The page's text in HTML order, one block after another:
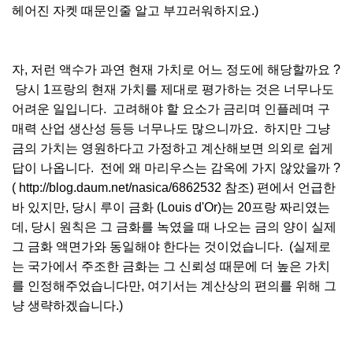
헤어진 자켓 때문인줄 알고 부끄러워하지요.)
자, 저런 액수가 과연 현재 가치로 어느 정도에 해당할까요 ?
당시 1프랑의 현재 가치를 제대로 평가하는 것은 너무나도
어려운 일입니다. 고려해야 할 요소가 금리며 인플레며 구
매력 산업 생산성 등등 너무나도 많으니까요. 하지만 그냥
금의 가치는 영원하다고 가정하고 계산해보면 의외로 쉽게
답이 나옵니다. 전에 왜 마리우스는 감옥에 가지 않았을까 ?
( http://blog.daum.net/nasica/6862532 참조) 편에서 언급한
바 있지만, 당시 루이 금화 (Louis d'Or)는 20프랑 짜리였는
데, 당시 원칙은 그 금화를 녹였을 때 나오는 금의 양이 실제
그 금화 액면가와 동일해야 한다는 것이었습니다. (실제로
는 국가에서 주조한 금화는 그 신뢰성 때문에 더 높은 가치
를 인정해주었습니다만, 여기서는 계산상의 편의를 위해 그
냥 생략하겠습니다.)